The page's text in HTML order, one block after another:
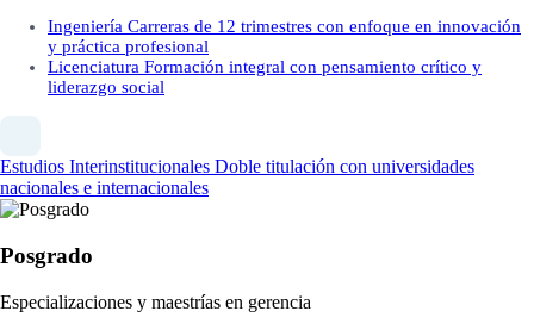
Ingeniería Carreras de 12 trimestres con enfoque en innovación
y práctica profesional
Licenciatura Formación integral con pensamiento crítico y
liderazgo social
Estudios Interinstitucionales Doble titulación con universidades
nacionales e internacionales
Posgrado
Especializaciones y maestrías en gerencia